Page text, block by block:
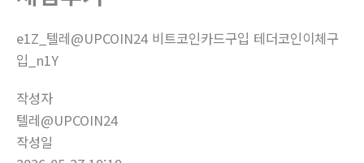
e1Z_텔레@UPCOIN24 비트코인카드구입 테더코인이체구
입_n1Y
작성자
텔레@UPCOIN24
작성일